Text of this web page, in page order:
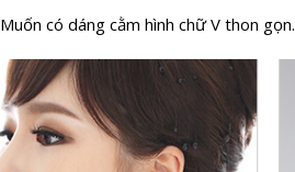
Muốn có dáng cằm hình chữ V thon gọn.